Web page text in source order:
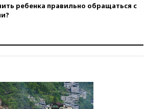
ребенка правильно обращаться с